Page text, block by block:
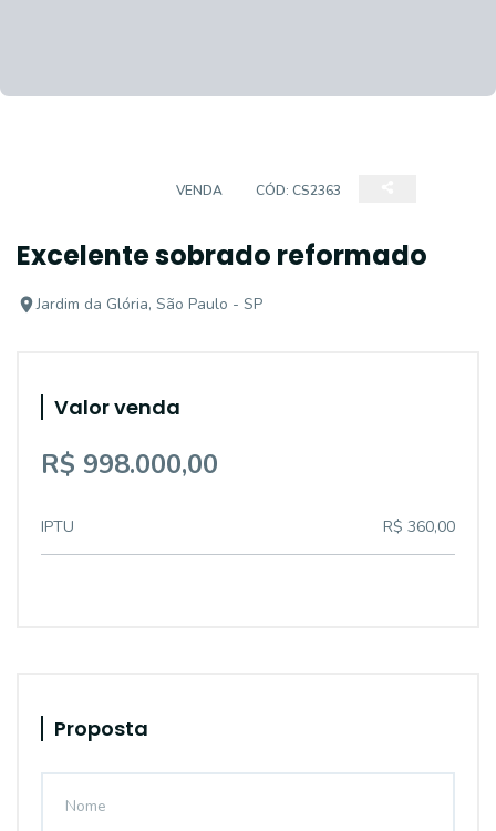
VENDA CÓD: CS2363
Excelente sobrado reformado
Jardim da Glória, São Paulo - SP
Valor venda
R$ 998.000,00
IPTU R$ 360,00
Proposta